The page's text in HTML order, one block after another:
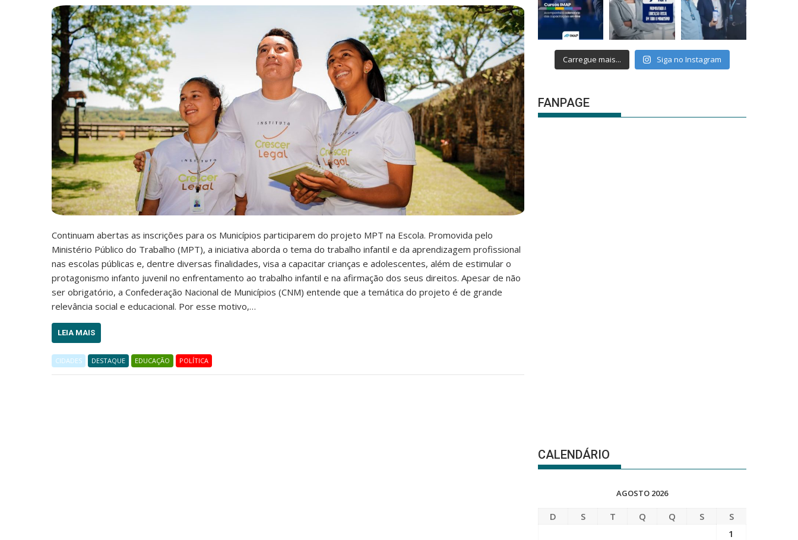
Continuam abertas as inscrições para os Municípios participarem do projeto MPT na Escola. Promovida pelo
Ministério Público do Trabalho (MPT), a iniciativa aborda o tema do trabalho infantil e da aprendizagem profissional
nas escolas públicas e, dentre diversas finalidades, visa a capacitar crianças e adolescentes, além de estimular o
protagonismo infanto juvenil no enfrentamento ao trabalho infantil e na afirmação dos seus direitos. Apesar de não
ser obrigatório, a Confederação Nacional de Municípios (CNM) entende que a temática do projeto é de grande
relevância social e educacional. Por esse motivo,…
LEIA MAIS
CIDADES DESTAQUE EDUCAÇÃO POLÍTICA
Carregue mais... Siga no Instagram
FANPAGE
CALENDÁRIO
AGOSTO 2026
D S T Q Q S
S
1